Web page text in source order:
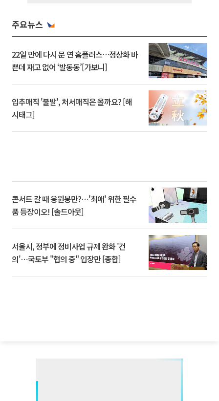
주요뉴스
22일 만에 다시 문 연 홈플러스…정상화 바
쁜데 재고 없어 ‘발동동’[가보니]
입추매직 '불발', 처서매직은 올까요? [해
시태그]
콘서트 갈 때 응원봉만?⋯'최애' 위한 필수
품 등장이오! [솔드아웃]
서울시, 정부에 정비사업 규제 완화 '건
의'⋯국토부 "협의 중" 입장만 [종합]